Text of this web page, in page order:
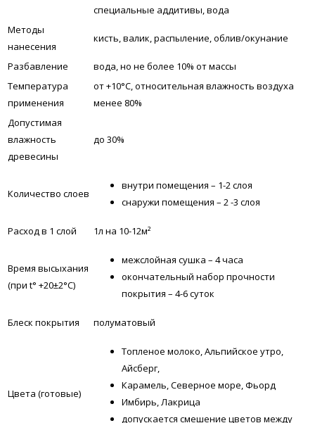
специальные аддитивы, вода
Методы
нанесения
кисть, валик, распыление, облив/окунание
Разбавление
вода, но не более 10% от массы
Температура
применения
от +10°С, относительная влажность воздуха
менее 80%
Допустимая
влажность
древесины
до 30%
Количество слоев
внутри помещения – 1-2 слоя
снаружи помещения – 2 -3 слоя
Расход в 1 слой 1л на 10-12м²
Время высыхания
(при t° +20±2°C)
межслойная сушка – 4 часа
окончательный набор прочности
покрытия – 4-6 суток
Блеск покрытия полуматовый
Цвета (готовые)
Топленое молоко, Альпийское утро,
Айсберг,
Карамель, Северное море, Фьорд
Имбирь, Лакрица
допускается смешение цветов между